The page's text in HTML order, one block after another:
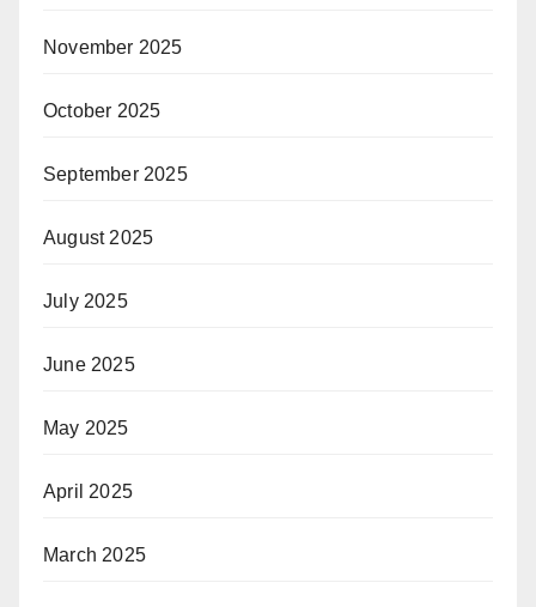
November 2025
October 2025
September 2025
August 2025
July 2025
June 2025
May 2025
April 2025
March 2025